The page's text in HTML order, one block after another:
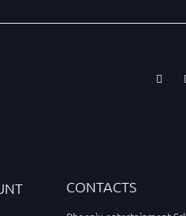
CONTACTS